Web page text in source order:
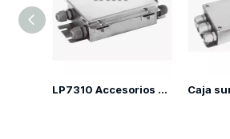
LP7310 Accesorios de pesaje para caja de conexiones